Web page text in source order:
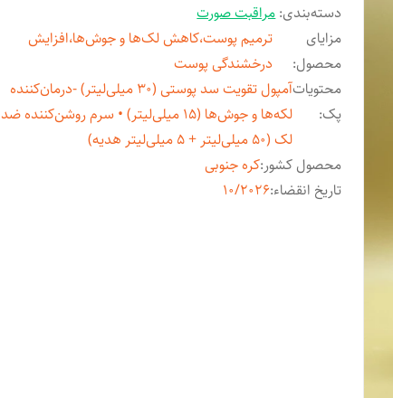
دسته‌بندی:مراقبت صورت
مزایای
محصول:
ترمیم پوست،کاهش لک‌ها و جوش‌ها،افزایش
درخشندگی پوست
محتویات
پک:
آمپول تقویت سد پوستی (30 میلی‌لیتر) -درمان‌کننده
لکه‌ها و جوش‌ها (15 میلی‌لیتر) • سرم روشن‌کننده ضد
لک (50 میلی‌لیتر + 5 میلی‌لیتر هدیه)
محصول کشور:کره جنوبی
تاریخ انقضاء:
10/2026